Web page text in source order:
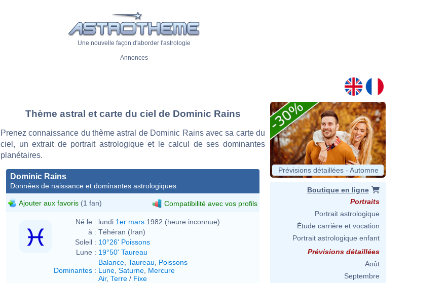
Une nouvelle façon d'aborder l'astrologie
Annonces
Thème astral et carte du ciel de Dominic Rains
Prenez connaissance du thème astral de Dominic Rains avec sa carte du
ciel, un extrait de portrait astrologique et le calcul de ses dominantes
planétaires.
Dominic Rains
Données de naissance et dominantes astrologiques
Ajouter aux favoris (1 fan) Compatibilité avec vos profils
Né le : lundi 1er mars 1982 (heure inconnue)
à : Téhéran (Iran)
Soleil : 10°26' Poissons
Lune : 19°50' Taureau
Dominantes :
Balance Taureau
Poissons
Lune Saturne Mercure
Air, Terre / Fixe
Prévisions détaillées - Automne
Boutique en ligne
Portraits
Portrait astrologique
Étude carrière et vocation
Portrait astrologique enfant
Prévisions détaillées
Août
Septembre